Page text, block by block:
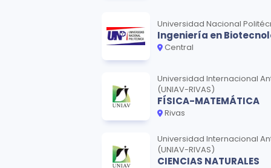
Universidad Nacional
Ingeniería en
Central
Universidad Internacional
(UNIAV-RIVAS)
FÍSICA-MATEMÁTICA
Rivas
Universidad Internacional
(UNIAV-RIVAS)
CIENCIAS NATURALES